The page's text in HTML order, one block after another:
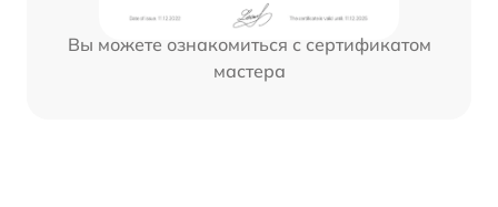
Вы можете ознакомиться с сертификатом
мастера